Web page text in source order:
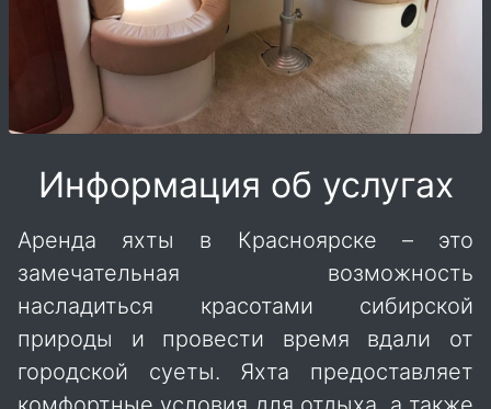
Информация об услугах
Аренда яхты в Красноярске – это
замечательная возможность
насладиться красотами сибирской
природы и провести время вдали от
городской суеты. Яхта предоставляет